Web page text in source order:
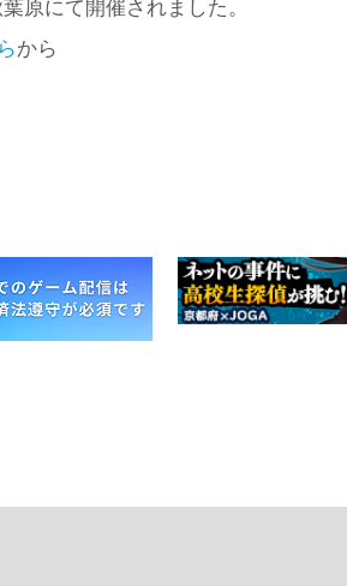
原にて開催されました。
から